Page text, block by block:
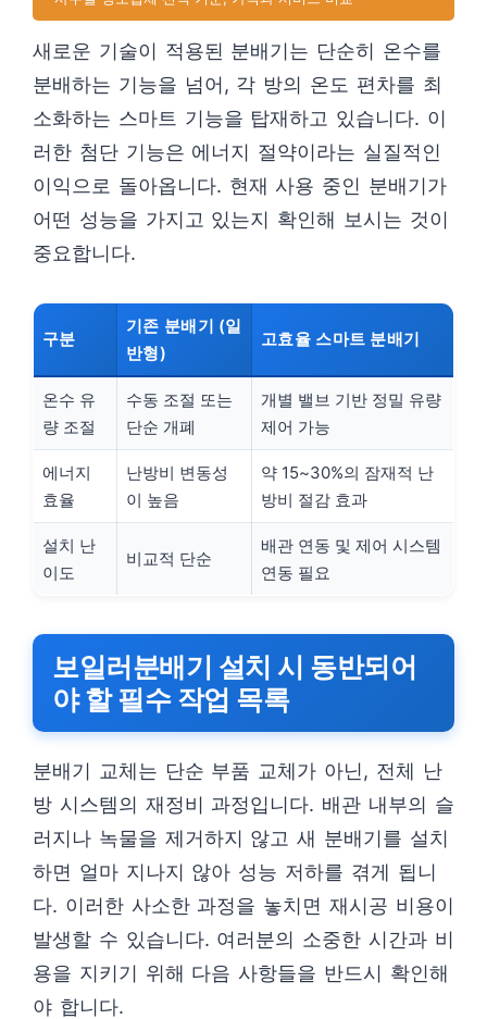
새로운 기술이 적용된 분배기는 단순히 온수를
분배하는 기능을 넘어, 각 방의 온도 편차를 최
소화하는 스마트 기능을 탑재하고 있습니다. 이
러한 첨단 기능은 에너지 절약이라는 실질적인
이익으로 돌아옵니다. 현재 사용 중인 분배기가
어떤 성능을 가지고 있는지 확인해 보시는 것이
중요합니다.
구분
기존 분배기 (일
반형)
고효율 스마트 분배기
온수 유
량 조절
수동 조절 또는
단순 개폐
개별 밸브 기반 정밀 유량
제어 가능
에너지
효율
난방비 변동성
이 높음
약 15~30%의 잠재적 난
방비 절감 효과
설치 난
이도
비교적 단순
배관 연동 및 제어 시스템
연동 필요
보일러분배기 설치 시 동반되어
야 할 필수 작업 목록
분배기 교체는 단순 부품 교체가 아닌, 전체 난
방 시스템의 재정비 과정입니다. 배관 내부의 슬
러지나 녹물을 제거하지 않고 새 분배기를 설치
하면 얼마 지나지 않아 성능 저하를 겪게 됩니
다. 이러한 사소한 과정을 놓치면 재시공 비용이
발생할 수 있습니다. 여러분의 소중한 시간과 비
용을 지키기 위해 다음 사항들을 반드시 확인해
야 합니다.